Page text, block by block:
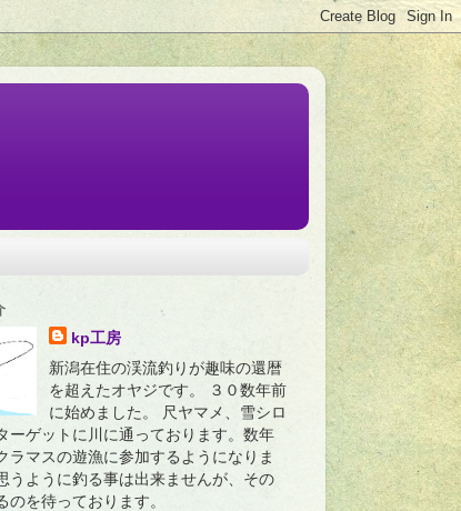
kp工房
新潟在住の渓流釣りが趣味の還暦
を超えたオヤジです。 ３０数年前
に始めました。 尺ヤマメ、雪シロ
ーゲットに川に通っております。数年
ラマスの遊漁に参加するようになりま
うように釣る事は出来ませんが、その
のを待っております。